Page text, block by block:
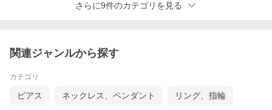
さらに9件のカテゴリを見る
関連ジャンルから探す
カテゴリ
ピアス ネックレス、ペンダント リング、指輪